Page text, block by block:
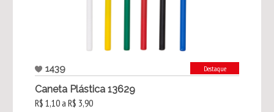
1439 Destaque
Caneta Plástica 13629
R$ 1,10 a R$ 3,90